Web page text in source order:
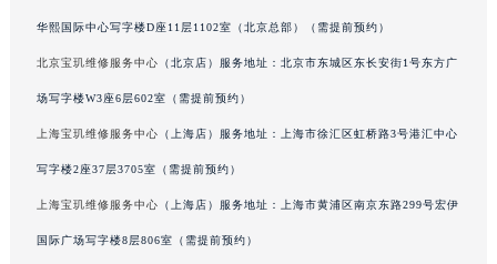
澳门特别行政区花地玛堂区关闸广场宝玑售后服务中心（需提前预约）
福建省福州市鼓楼区五四路128-1号恒力城写字楼15层03室宝玑售后服务中心（需提前预约）
华熙国际中心写字楼D座11层1102室（北京总部）（需提前预约）
北京宝玑维修服务中心 （北京店）服务地址：北京市东城区东长安街1号东方广
场写字楼W3座6层602室（需提前预约）
上海宝玑维修服务中心 （上海店）服务地址：上海市徐汇区虹桥路3号港汇中心
写字楼2座37层3705室（需提前预约）
上海宝玑维修服务中心 （上海店）服务地址：上海市黄浦区南京东路299号宏伊
国际广场写字楼8层806室（需提前预约）